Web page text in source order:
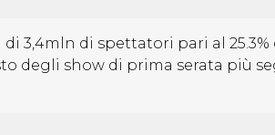
3,4mln di spettatori pari al 25.3%
degli show di prima serata più